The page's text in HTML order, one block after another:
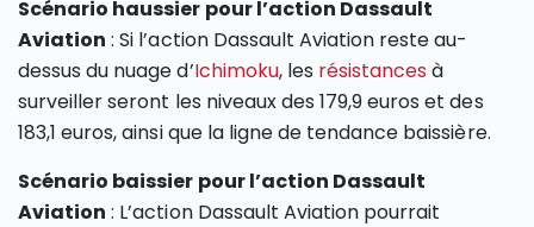
Scénario haussier pour l’action Dassault
Aviation : Si l’action Dassault Aviation reste au-
dessus du nuage d’Ichimoku, les résistances à
surveiller seront les niveaux des 179,9 euros et des
183,1 euros, ainsi que la ligne de tendance baissière.
Scénario baissier pour l’action Dassault
Aviation : L’action Dassault Aviation pourrait